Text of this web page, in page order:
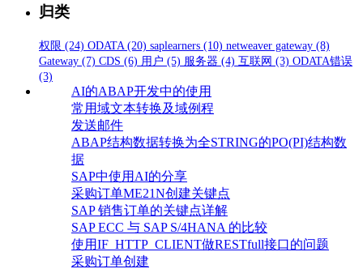
归类
权限 (24) ODATA (20) saplearners (10) netweaver gateway (8)
Gateway (7) CDS (6) 用户 (5) 服务器 (4) 互联网 (3) ODATA错误
(3)
AI的ABAP开发中的使用
常用域文本转换及域例程
发送邮件
ABAP结构数据转换为全STRING的PO(PI)结构数
据
SAP中使用AI的分享
采购订单ME21N创建关键点
SAP 销售订单的关键点详解
SAP ECC 与 SAP S/4HANA 的比较
使用IF_HTTP_CLIENT做RESTfull接口的问题
采购订单创建